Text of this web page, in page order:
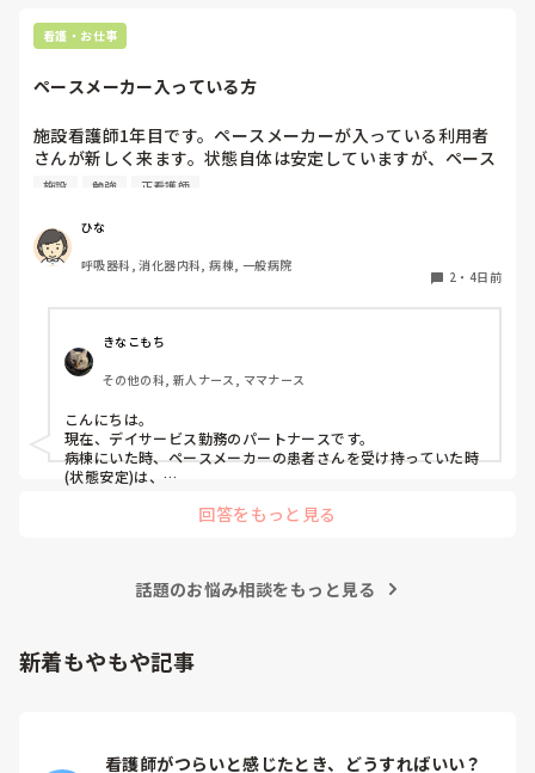
これは私の考え方がおかしいだけなのでしょうか。それと
も、どこのプリセプターもこのような関わり方が一般的なの
でしょうか。
プリセプターを変えたいと思っていますが、今の時期に変更
をお願いすると、同じ病棟で働く先輩後輩という関係もあり
ますし、今後も教えていただく立場なので、とても気まずく
ん。
このような場合、どうしたらよいでしょうか。
パンダコパンダさんの今の状況が良くなっていることを願って
看護・お仕事
ペースメーカー入っている方
施設看護師1年目です。ペースメーカーが入っている利用者
さんが新しく来ます。状態自体は安定していますが、ペース
メーカー入っている方の観察や注意した方がいい点あれば教
施設 勉強 正看護師
ひな
呼吸器科, 消化器内科, 病棟, 一般病院
2 ・ 4日前
きなこもち
その他の科, 新人ナース, ママナース
こんにちは。
現在、デイサービス勤務のパートナースです。
病棟にいた時、ペースメーカーの患者さんを受け持っていた時
(状態安定)は、
ペースメーカーがきちんと作動されていない・不整脈のサイン
参考になれば幸いです。
回答をもっと見る
話題のお悩み相談をもっと見る
新着もやもや記事
看護師がつらいと感じたとき、どうすればいい？